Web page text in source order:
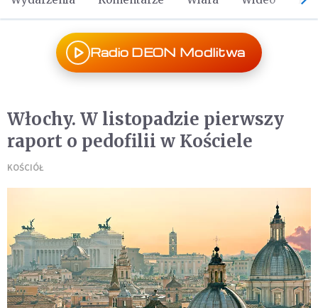
Radio DEON Modlitwa
Włochy. W listopadzie pierwszy
raport o pedofilii w Kościele
KOŚCIÓŁ